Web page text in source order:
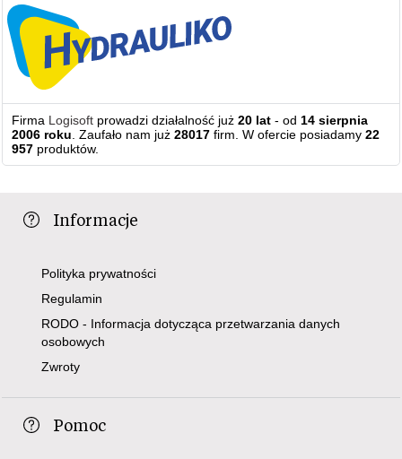
Firma Logisoft prowadzi działalność już20 lat - od 14 sierpnia
2006 roku . Zaufało nam już28017 firm. W ofercie posiadamy22
957 produktów.
Informacje
Polityka prywatności
Regulamin
RODO - Informacja dotycząca przetwarzania danych
osobowych
Zwroty
Pomoc